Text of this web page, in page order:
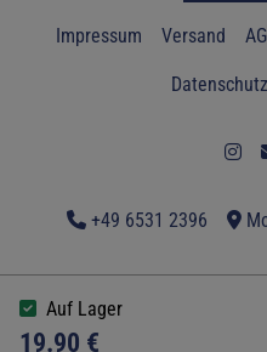
Auf Lager
19.90 €
Impressum Versand
+49 6531 2396